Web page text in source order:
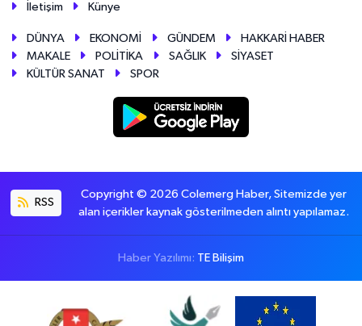
İletişim
Künye
DÜNYA EKONOMİ GÜNDEM
HAKKARİ HABER
MAKALE
POLİTİKA SAĞLIK
SİYASET
KÜLTÜR SANAT
SPOR
RSS
Copyright © 2026 Colemerg Haber, Sitemizde yer
alan içerikler kaynak gösterilmeden alıntı yapılamaz.
Haber Yazılımı: TE Bilişim